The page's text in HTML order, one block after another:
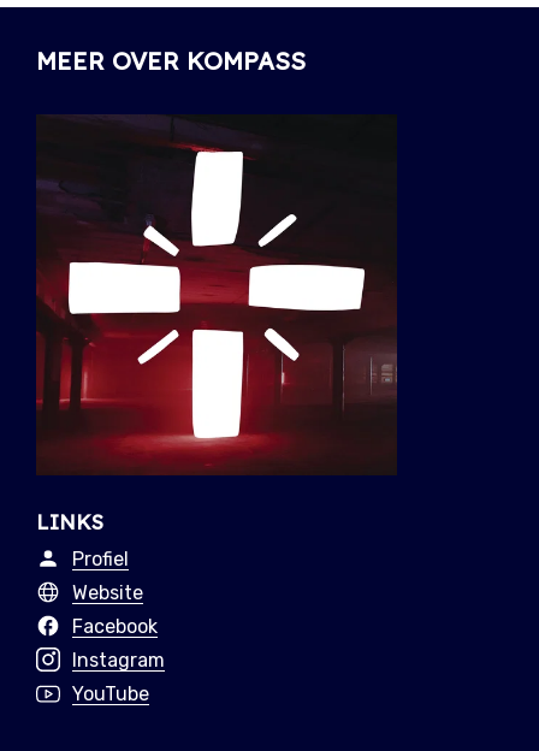
MEER OVER KOMPASS
LINKS
Profiel
Website
Facebook
Instagram
YouTube